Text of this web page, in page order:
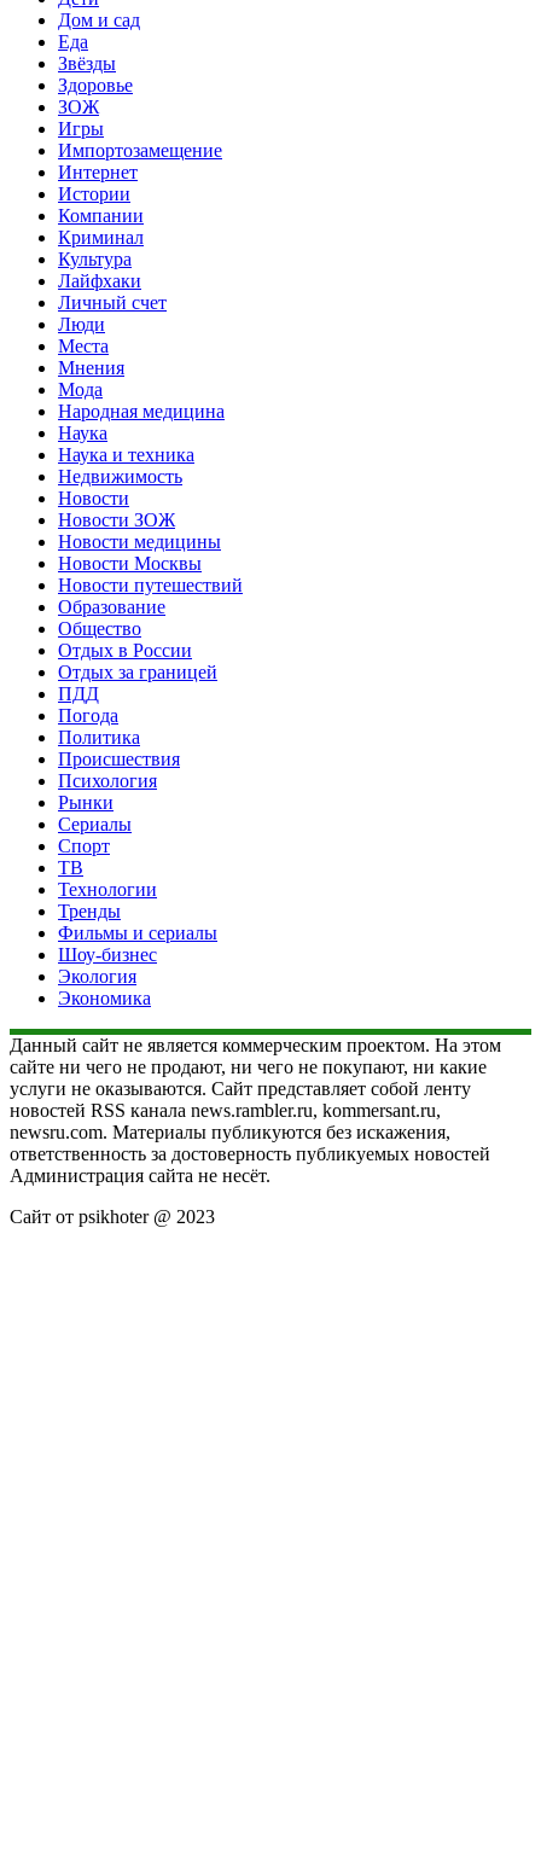
Дом и сад
Еда
Звёзды
Здоровье
ЗОЖ
Игры
Импортозамещение
Интернет
Истории
Компании
Криминал
Культура
Лайфхаки
Личный счет
Люди
Места
Мнения
Мода
Народная медицина
Наука
Наука и техника
Недвижимость
Новости
Новости ЗОЖ
Новости медицины
Новости Москвы
Новости путешествий
Образование
Общество
Отдых в России
Отдых за границей
ПДД
Погода
Политика
Происшествия
Психология
Рынки
Сериалы
Спорт
ТВ
Технологии
Тренды
Фильмы и сериалы
Шоу-бизнес
Экология
Экономика
Данный сайт не является коммерческим проектом. На этом
сайте ни чего не продают, ни чего не покупают, ни какие
услуги не оказываются. Сайт представляет собой ленту
новостей RSS канала news.rambler.ru, kommersant.ru,
newsru.com. Материалы публикуются без искажения,
ответственность за достоверность публикуемых новостей
Администрация сайта не несёт.
Сайт от psikhoter @ 2023